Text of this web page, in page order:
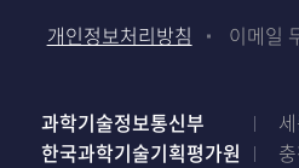
개인정보처리방침 이메일
과학기술정보통신부
한국과학기술기획평가원